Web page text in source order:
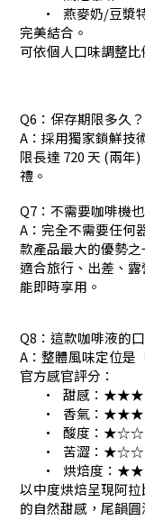
•
燕麥奶/豆漿
完美結合。
可依個人口味調整
Q6：保存期限多久
A：採用獨家鎖鮮技
限長達 720 天 (兩年
禮。
Q7：不需要咖啡機
A：完全不需要任何
款產品最大的優勢
適合旅行、出差、
能即時享用。
Q8：這款咖啡液的
A：整體風味定位是
官方感官評分：
•
甜感：
•
香氣：
•
酸度：
•
苦澀：
•
烘焙度：
以中度烘焙呈現阿
的自然甜感，尾韻